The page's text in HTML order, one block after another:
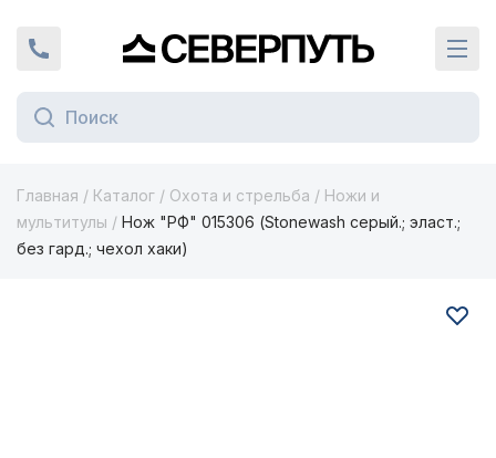
+7 (924) 924-16-46Вернуться на главную страницу
Главная / Каталог / Охота и стрельба / Ножи и
мультитулы / Нож "РФ" 015306 (Stonewash серый.; эласт.;
без гард.; чехол хаки)